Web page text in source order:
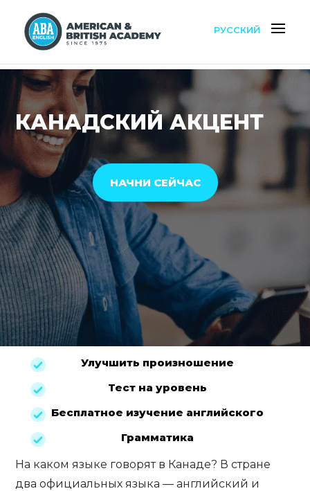
РУССКИЙ
КАНАДСКИЙ АКЦЕНТ
НАЧНИ СЕЙЧАС
Улучшить произношение
Тест на уровень
Бесплатное изучение английского
Грамматика
На каком языке говорят в Канаде? В стране
два официальных языка — английский и